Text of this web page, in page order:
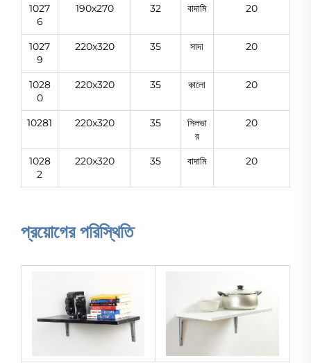
1027
6
190x270 32 বাদামি 20
1027
9
220x320 35 সাদা 20
1028
0
220x320 35 কালো 20
10281 220x320 35
সিলভা
র
20
1028
2
220x320 35 বাদামি 20
প্রয়োগের পরিস্থিতি